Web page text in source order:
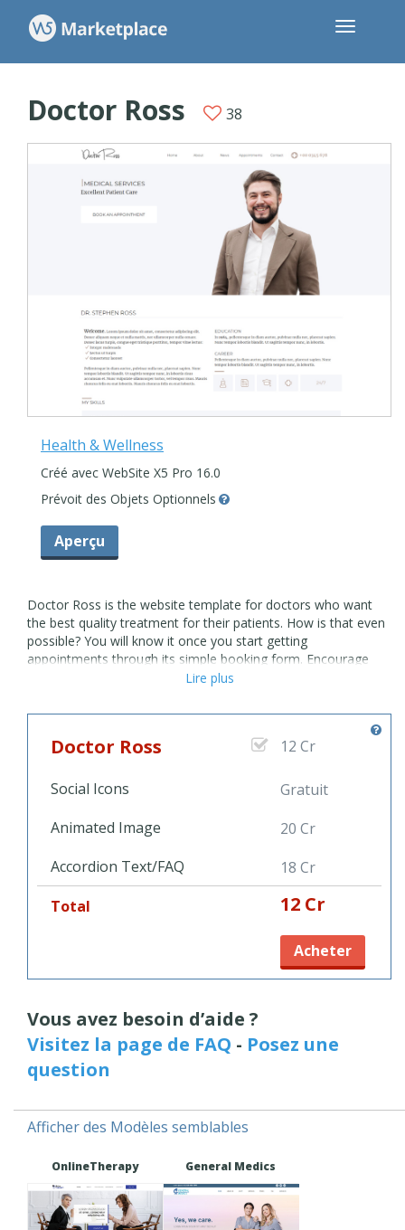
Doctor Ross 38
Health & Wellness
Créé avec WebSite X5 Pro 16.0
Prévoit des Objets Optionnels
Aperçu
Doctor Ross is the website template for doctors who want
the best quality treatment for their patients. How is that even
possible? You will know it once you start getting
appointments through its simple booking form. Encourage
your patients to use it and you'll soon both save time and
yourself organized and up-to-date with your patients. They
can learn all about you: share your education, latest news and
the most relevant medical information with Doctor Ross
will enjoy its one-page layout, but also its complete easy-to-
Hit the button and try it now.
Lire plus
Doctor Ross 12 Cr
Social Icons
Gratuit
Animated Image
20 Cr
Accordion Text/FAQ
18 Cr
Total
12 Cr
Acheter
Vous avez besoin d’aide ?
Visitez la page de FAQ - Posez une
question
Afficher des Modèles semblables
OnlineTherapy General Medics